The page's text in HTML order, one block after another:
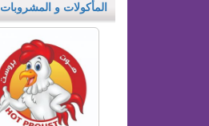
المأكولات و المشروبات